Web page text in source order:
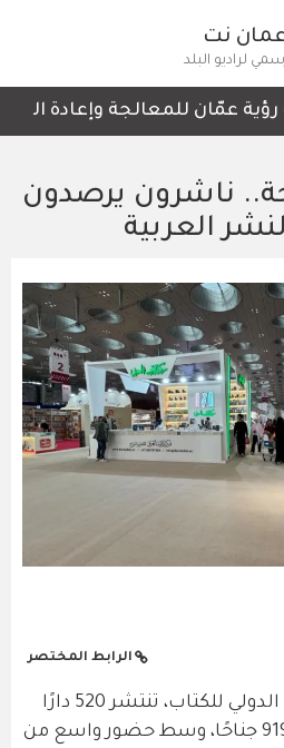
نت
لراديو البلد
عمّان للمعالجة وإعادة
ناشرون يرصدون
العربية
الرابط المختصر
في أروقة معرض الدوحة الدولي للكتاب، تنتشر 520 دارًا
من 37 دولة، موزعة على 919 جناحًا، وسط حضور واسع من